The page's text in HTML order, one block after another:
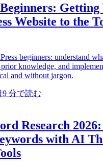
Getting
Website to the
beginners: understand
knowledge, and
and without jargon.
9 分で読む
Research
with AI